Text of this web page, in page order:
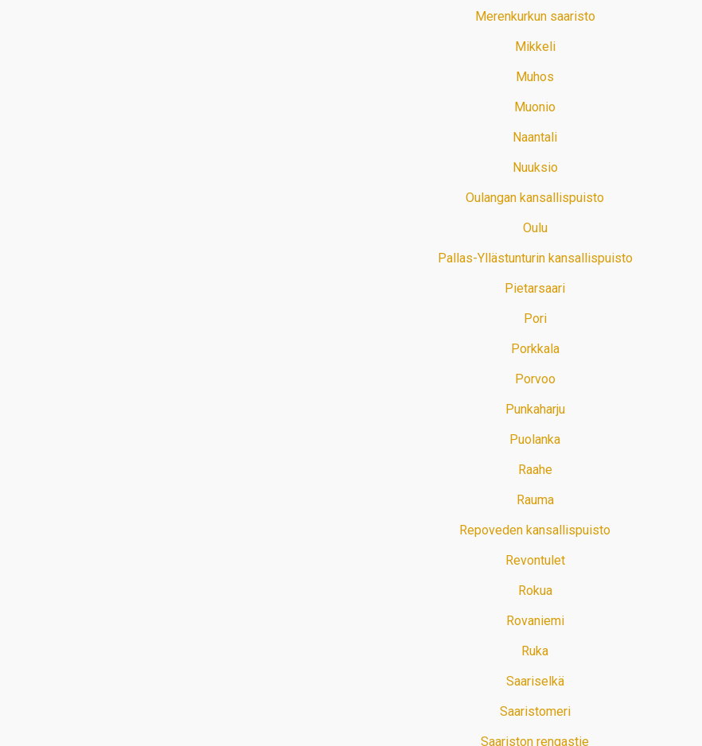
Merenkurkun saaristo
Mikkeli
Muhos
Muonio
Naantali
Nuuksio
Oulangan kansallispuisto
Oulu
Pallas-Yllästunturin kansallispuisto
Pietarsaari
Pori
Porkkala
Porvoo
Punkaharju
Puolanka
Raahe
Rauma
Repoveden kansallispuisto
Revontulet
Rokua
Rovaniemi
Ruka
Saariselkä
Saaristomeri
Saariston rengastie